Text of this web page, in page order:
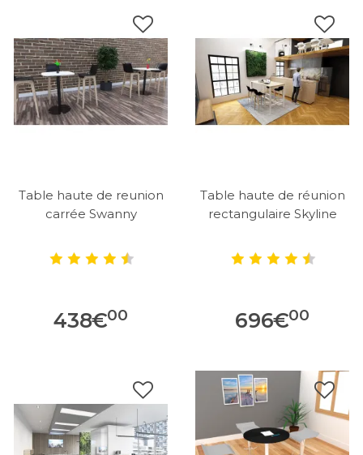
Table haute de reunion
carrée Swanny
438€00
Table haute de réunion
rectangulaire Skyline
696€00